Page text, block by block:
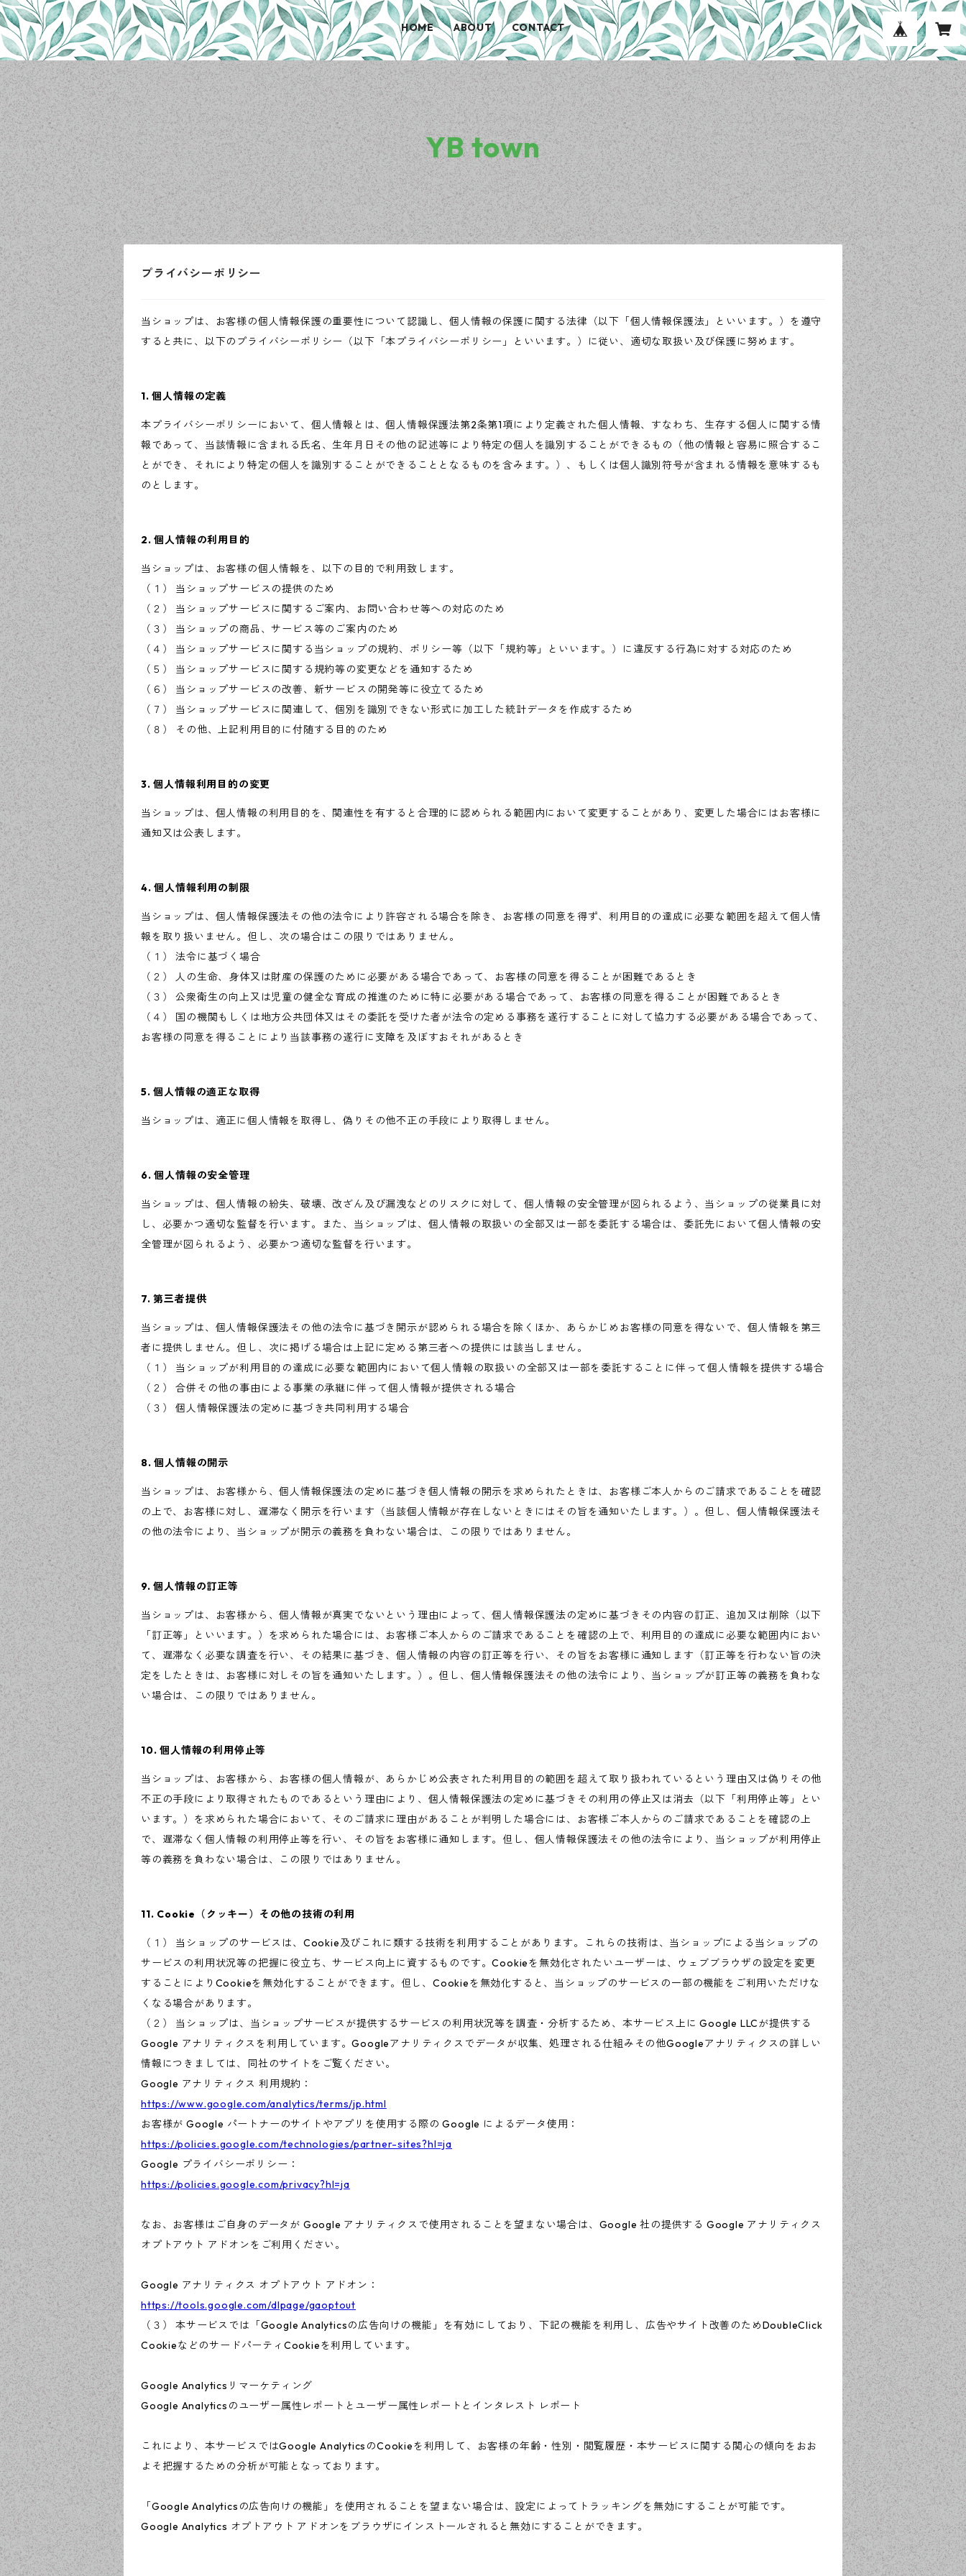
HOME ABOUT CONTACT
YB town
プライバシーポリシー
当ショップは、お客様の個人情報保護の重要性について認識し、個人情報の保護に関する法律（以下「個人情報保護法」といいます。）を遵守
すると共に、以下のプライバシーポリシー（以下「本プライバシーポリシー」といいます。）に従い、適切な取扱い及び保護に努めます。
1. 個人情報の定義
本プライバシーポリシーにおいて、個人情報とは、個人情報保護法第2条第1項により定義された個人情報、すなわち、生存する個人に関する情
報であって、当該情報に含まれる氏名、生年月日その他の記述等により特定の個人を識別することができるもの（他の情報と容易に照合するこ
とができ、それにより特定の個人を識別することができることとなるものを含みます。）、もしくは個人識別符号が含まれる情報を意味するも
のとします。
2. 個人情報の利用目的
当ショップは、お客様の個人情報を、以下の目的で利用致します。
（１） 当ショップサービスの提供のため
（２） 当ショップサービスに関するご案内、お問い合わせ等への対応のため
（３） 当ショップの商品、サービス等のご案内のため
（４） 当ショップサービスに関する当ショップの規約、ポリシー等（以下「規約等」といいます。）に違反する行為に対する対応のため
（５） 当ショップサービスに関する規約等の変更などを通知するため
（６） 当ショップサービスの改善、新サービスの開発等に役立てるため
（７） 当ショップサービスに関連して、個別を識別できない形式に加工した統計データを作成するため
（８） その他、上記利用目的に付随する目的のため
3. 個人情報利用目的の変更
当ショップは、個人情報の利用目的を、関連性を有すると合理的に認められる範囲内において変更することがあり、変更した場合にはお客様に
通知又は公表します。
4. 個人情報利用の制限
当ショップは、個人情報保護法その他の法令により許容される場合を除き、お客様の同意を得ず、利用目的の達成に必要な範囲を超えて個人情
報を取り扱いません。但し、次の場合はこの限りではありません。
（１） 法令に基づく場合
（２） 人の生命、身体又は財産の保護のために必要がある場合であって、お客様の同意を得ることが困難であるとき
（３） 公衆衛生の向上又は児童の健全な育成の推進のために特に必要がある場合であって、お客様の同意を得ることが困難であるとき
（４） 国の機関もしくは地方公共団体又はその委託を受けた者が法令の定める事務を遂行することに対して協力する必要がある場合であって、
お客様の同意を得ることにより当該事務の遂行に支障を及ぼすおそれがあるとき
5. 個人情報の適正な取得
当ショップは、適正に個人情報を取得し、偽りその他不正の手段により取得しません。
6. 個人情報の安全管理
当ショップは、個人情報の紛失、破壊、改ざん及び漏洩などのリスクに対して、個人情報の安全管理が図られるよう、当ショップの従業員に対
し、必要かつ適切な監督を行います。また、当ショップは、個人情報の取扱いの全部又は一部を委託する場合は、委託先において個人情報の安
全管理が図られるよう、必要かつ適切な監督を行います。
7. 第三者提供
当ショップは、個人情報保護法その他の法令に基づき開示が認められる場合を除くほか、あらかじめお客様の同意を得ないで、個人情報を第三
者に提供しません。但し、次に掲げる場合は上記に定める第三者への提供には該当しません。
（１） 当ショップが利用目的の達成に必要な範囲内において個人情報の取扱いの全部又は一部を委託することに伴って個人情報を提供する場合
（２） 合併その他の事由による事業の承継に伴って個人情報が提供される場合
（３） 個人情報保護法の定めに基づき共同利用する場合
8. 個人情報の開示
当ショップは、お客様から、個人情報保護法の定めに基づき個人情報の開示を求められたときは、お客様ご本人からのご請求であることを確認
の上で、お客様に対し、遅滞なく開示を行います（当該個人情報が存在しないときにはその旨を通知いたします。）。但し、個人情報保護法そ
の他の法令により、当ショップが開示の義務を負わない場合は、この限りではありません。
9. 個人情報の訂正等
当ショップは、お客様から、個人情報が真実でないという理由によって、個人情報保護法の定めに基づきその内容の訂正、追加又は削除（以下
「訂正等」といいます。）を求められた場合には、お客様ご本人からのご請求であることを確認の上で、利用目的の達成に必要な範囲内におい
て、遅滞なく必要な調査を行い、その結果に基づき、個人情報の内容の訂正等を行い、その旨をお客様に通知します（訂正等を行わない旨の決
定をしたときは、お客様に対しその旨を通知いたします。）。但し、個人情報保護法その他の法令により、当ショップが訂正等の義務を負わな
い場合は、この限りではありません。
10. 個人情報の利用停止等
当ショップは、お客様から、お客様の個人情報が、あらかじめ公表された利用目的の範囲を超えて取り扱われているという理由又は偽りその他
不正の手段により取得されたものであるという理由により、個人情報保護法の定めに基づきその利用の停止又は消去（以下「利用停止等」とい
います。）を求められた場合において、そのご請求に理由があることが判明した場合には、お客様ご本人からのご請求であることを確認の上
で、遅滞なく個人情報の利用停止等を行い、その旨をお客様に通知します。但し、個人情報保護法その他の法令により、当ショップが利用停止
等の義務を負わない場合は、この限りではありません。
11. Cookie（クッキー）その他の技術の利用
（１） 当ショップのサービスは、Cookie及びこれに類する技術を利用することがあります。これらの技術は、当ショップによる当ショップの
サービスの利用状況等の把握に役立ち、サービス向上に資するものです。Cookieを無効化されたいユーザーは、ウェブブラウザの設定を変更
することによりCookieを無効化することができます。但し、Cookieを無効化すると、当ショップのサービスの一部の機能をご利用いただけな
くなる場合があります。
（２） 当ショップは、当ショップサービスが提供するサービスの利用状況等を調査・分析するため、本サービス上に Google LLCが提供する
Google アナリティクスを利用しています。Googleアナリティクスでデータが収集、処理される仕組みその他Googleアナリティクスの詳しい
情報につきましては、同社のサイトをご覧ください。
Google アナリティクス 利用規約：
https://www.google.com/analytics/terms/jp.html
お客様が Google パートナーのサイトやアプリを使用する際の Google によるデータ使用：
https://policies.google.com/technologies/partner-sites?hl=ja
Google プライバシーポリシー：
https://policies.google.com/privacy?hl=ja
なお、お客様はご自身のデータが Google アナリティクスで使用されることを望まない場合は、Google 社の提供する Google アナリティクス
オプトアウト アドオンをご利用ください。
Google アナリティクス オプトアウト アドオン：
https://tools.google.com/dlpage/gaoptout
（３） 本サービスでは「Google Analyticsの広告向けの機能」を有効にしており、下記の機能を利用し、広告やサイト改善のためDoubleClick
CookieなどのサードパーティCookieを利用しています。
Google Analyticsリマーケティング
Google Analyticsのユーザー属性レポートとユーザー属性レポートとインタレスト レポート
これにより、本サービスではGoogle AnalyticsのCookieを利用して、お客様の年齢・性別・閲覧履歴・本サービスに関する関心の傾向をおお
よそ把握するための分析が可能となっております。
「Google Analyticsの広告向けの機能」を使用されることを望まない場合は、設定によってトラッキングを無効にすることが可能です。
Google Analytics オプトアウト アドオンをブラウザにインストールされると無効にすることができます。